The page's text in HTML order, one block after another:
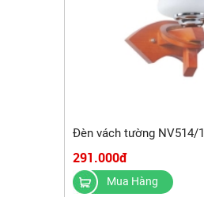
Đèn vách tường NV514/1
291.000đ
Mua Hàng